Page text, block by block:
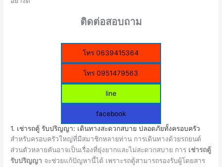
ติดต่อสอบถาม
โทร 0639415364
โทร 0951479563
line
facebook
1. เช่ารถตู้ รับปริญญา: เดินทางสะดวกสบาย ปลอดภัยทั้งครอบครัว
สำหรับครอบครัวใหญ่ที่มีสมาชิกหลายท่าน การเดินทางด้วยรถยนต์
ส่วนตัวหลายคันอาจเป็นเรื่องที่ยุ่งยากและไม่สะดวกสบาย การ เช่ารถตู้
รับปริญญา จะช่วยแก้ปัญหานี้ได้ เพราะรถตู้สามารถรองรับผู้โดยสาร